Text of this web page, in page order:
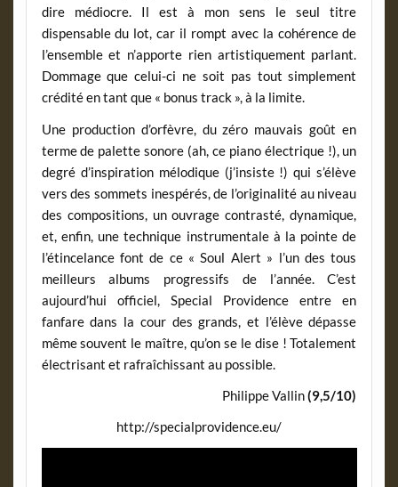
dire médiocre. Il est à mon sens le seul titre
dispensable du lot, car il rompt avec la cohérence de
l’ensemble et n’apporte rien artistiquement parlant.
Dommage que celui-ci ne soit pas tout simplement
crédité en tant que « bonus track », à la limite.
Une production d’orfèvre, du zéro mauvais goût en
terme de palette sonore (ah, ce piano électrique !), un
degré d’inspiration mélodique (j’insiste !) qui s’élève
vers des sommets inespérés, de l’originalité au niveau
des compositions, un ouvrage contrasté, dynamique,
et, enfin, une technique instrumentale à la pointe de
l’étincelance font de ce « Soul Alert » l’un des tous
meilleurs albums progressifs de l’année. C’est
aujourd’hui officiel, Special Providence entre en
fanfare dans la cour des grands, et l’élève dépasse
même souvent le maître, qu’on se le dise ! Totalement
électrisant et rafraîchissant au possible.
Philippe Vallin(9,5/10)
http://specialprovidence.eu/